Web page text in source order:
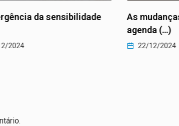
climáticas na
(…)
2024
Um trágico
Alegre
22/12/2024